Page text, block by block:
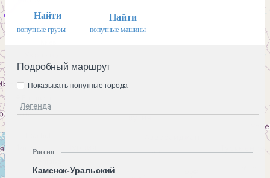
Найти
попутные грузы
Найти
попутные машины
Подробный маршрут
Легенда
Показывать попутные города
Россия
Каменск-Уральский